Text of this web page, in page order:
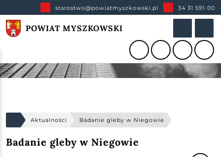
starostwo@powiatmyszkowski.pl 34 31 591 00
POWIAT MYSZKOWSKI
Aktualności Badanie gleby w Niegowie
Badanie gleby w Niegowie